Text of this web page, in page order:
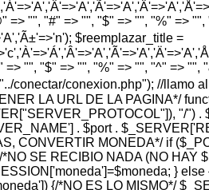
"", "#" => "", "$" => "", "%" =>
$reemplazar_title =
"", "$" => "", "%" => "", "^" =>
conectar/conexion.php"); //llamo
LA URL DE LA PAGINA*/
"/")
. $port .
CONVERTIR MONEDA*/ if
SE RECIBIO NADA (NO HAY
}
{/*NO ES LO MISMO*/